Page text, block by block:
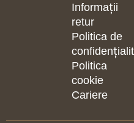
Informații
retur
Politica de
Politica
cookie
Cariere